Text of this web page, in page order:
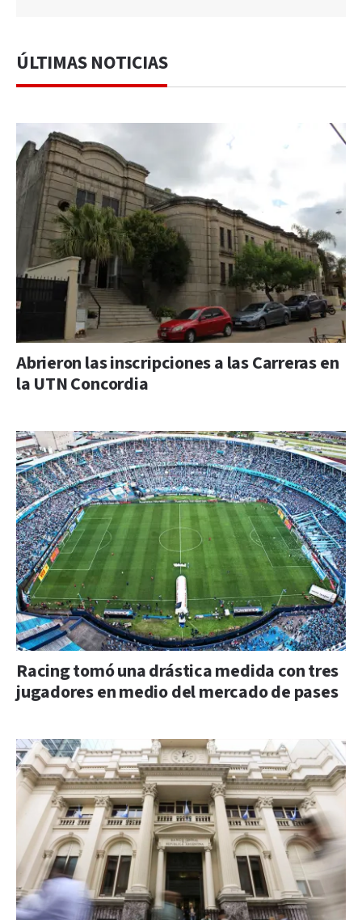
ÚLTIMAS NOTICIAS
Abrieron las inscripciones a las Carreras en
la UTN Concordia
Racing tomó una drástica medida con tres
jugadores en medio del mercado de pases